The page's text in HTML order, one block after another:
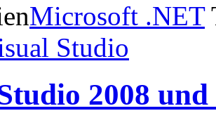
Microsoft .NET
Studio
2008